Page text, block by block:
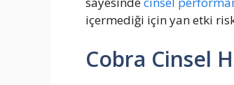
içermediği için yan etki
Cobra Cinsel